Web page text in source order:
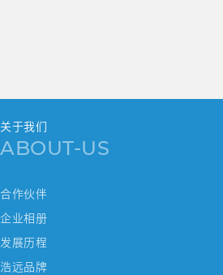
关于我们
ABOUT-US
合作伙伴
企业相册
发展历程
浩远品牌